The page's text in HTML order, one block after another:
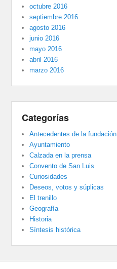
octubre 2016
septiembre 2016
agosto 2016
junio 2016
mayo 2016
abril 2016
marzo 2016
Categorías
Antecedentes de la fundación
Ayuntamiento
Calzada en la prensa
Convento de San Luis
Curiosidades
Deseos, votos y súplicas
El trenillo
Geografía
Historia
Síntesis histórica